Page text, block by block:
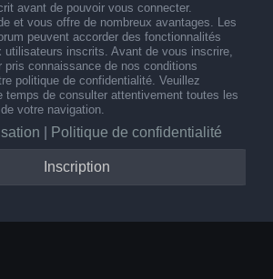
avant de pouvoir vous connecter.
et vous offre de nombreux avantages. Les
peuvent accorder des fonctionnalités
utilisateurs inscrits. Avant de vous inscrire,
pris connaissance de nos conditions
politique de confidentialité. Veuillez
temps de consulter attentivement toutes les
votre navigation.
Politique de confidentialité
Inscription